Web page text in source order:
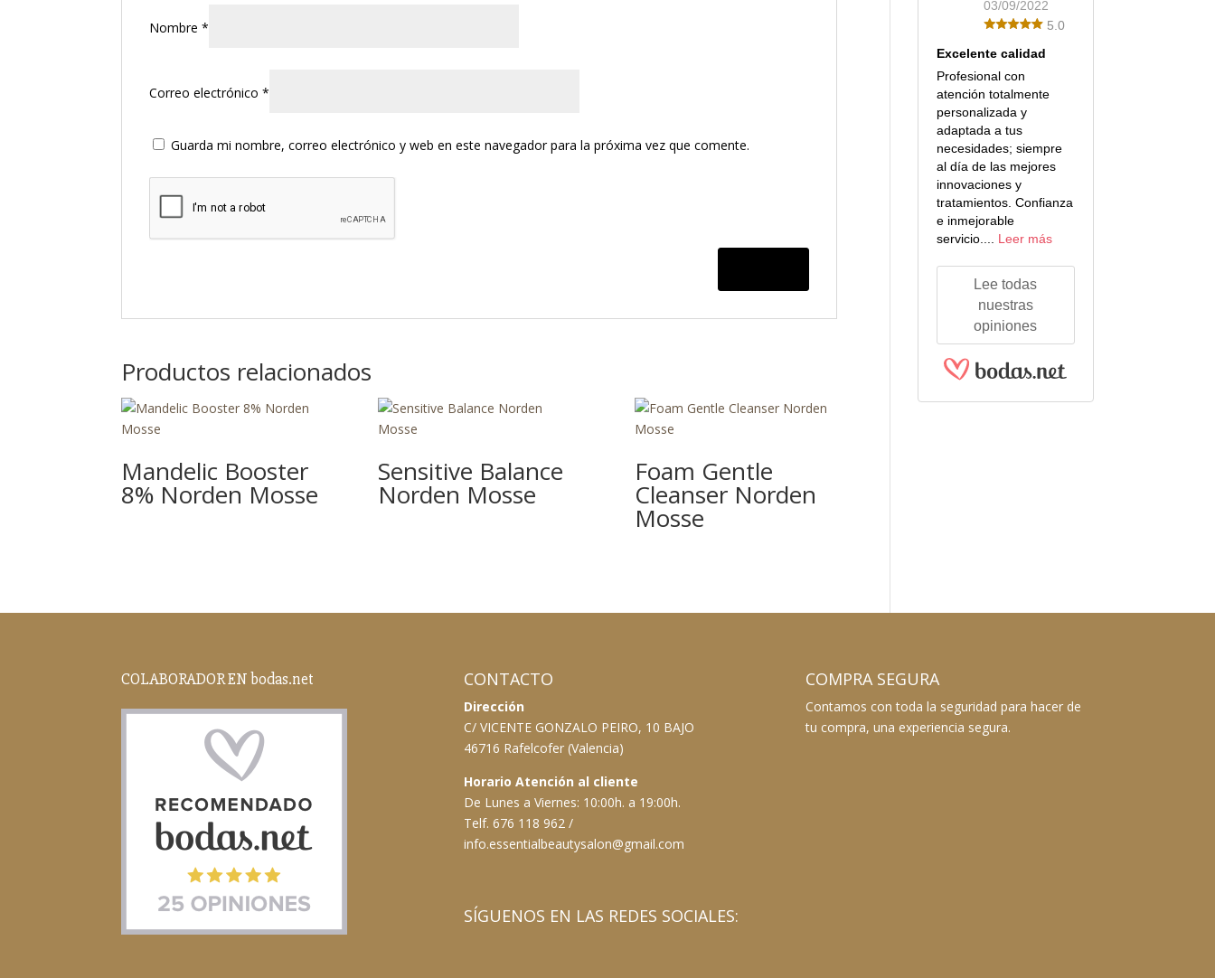
Nombre*
Correo electrónico*
Guarda mi nombre, correo electrónico y web en este navegador para la próxima vez que comente.
Productos relacionados
Mandelic Booster
8% Norden Mosse
Sensitive Balance
Norden Mosse
Foam Gentle
Cleanser Norden
Mosse
03/09/2022
5.0
Excelente calidad
Profesional con
atención totalmente
personalizada y
adaptada a tus
necesidades; siempre
al día de las mejores
innovaciones y
tratamientos. Confianza
e inmejorable
servicio.... Leer más
Lee todas
nuestras
opiniones
COLABORADOR EN bodas.net CONTACTO
Dirección
C/ VICENTE GONZALO PEIRO, 10 BAJO
46716 Rafelcofer (Valencia)
Horario Atención al cliente
De Lunes a Viernes: 10:00h. a 19:00h.
Telf. 676 118 962 /
info.essentialbeautysalon@gmail.com
SÍGUENOS EN LAS REDES SOCIALES:
COMPRA SEGURA
Contamos con toda la seguridad para hacer de
tu compra, una experiencia segura.